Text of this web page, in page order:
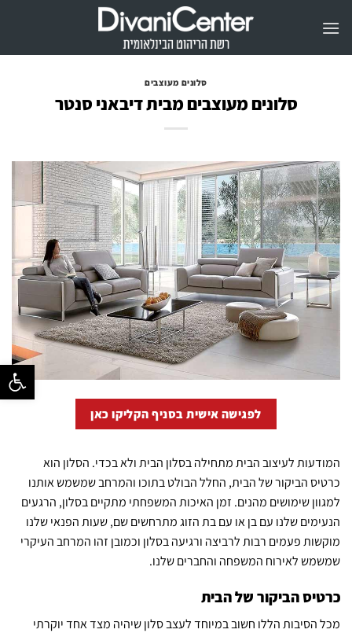
פתח
סלונים מעוצבים
סלונים מעוצבים מבית דיבאני סנטר
לפגישה אישית בסניף הקליקו כאן
המודעות לעיצוב הבית מתחילה בסלון הבית ולא בכדי. הסלון הוא
כרטיס הביקור של הבית, החלל הבולט בתוכו והמרחב שמשמש אותנו
למגוון שימושים מהנים. זמן האיכות המשפחתי מתקיים בסלון, הרגעים
הנעימים שלנו עם בן או עם בת הזוג מתרחשים שם, שעות הפנאי שלנו
מוקשות פעמים רבות לרביצה ורגיעה בסלון וכמובן זהו המרחב העיקרי
שמשמש לאירוח המשפחה והחברים שלנו.
כרטיס הביקור של הבית
מכל הסיבות הללו חשוב במיוחד לעצב סלון שיהיה מצד אחד יוקרתי